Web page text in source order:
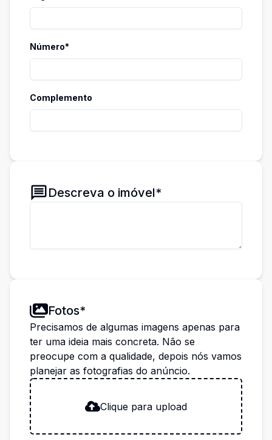
Número*
Complemento
Descreva o imóvel*
Fotos*
Precisamos de algumas imagens apenas para
ter uma ideia mais concreta. Não se
preocupe com a qualidade, depois nós vamos
planejar as fotografias do anúncio.
Clique para upload